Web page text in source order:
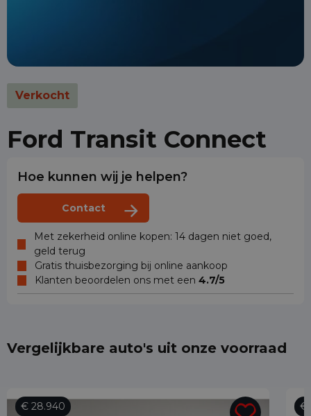
Verkocht
Ford Transit Connect
Hoe kunnen wij je helpen?
Contact
Met zekerheid online kopen: 14 dagen niet goed,
geld terug
Gratis thuisbezorging bij online aankoop
Klanten beoordelen ons met een 4.7/5
Vergelijkbare auto's uit onze voorraad
€ 28.940 €